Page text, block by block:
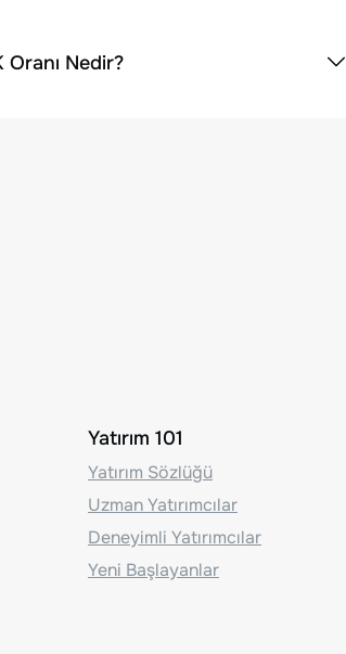
Nedir?
Yatırım 101
Yatırım Sözlüğü
Uzman Yatırımcılar
Deneyimli Yatırımcılar
Yeni Başlayanlar